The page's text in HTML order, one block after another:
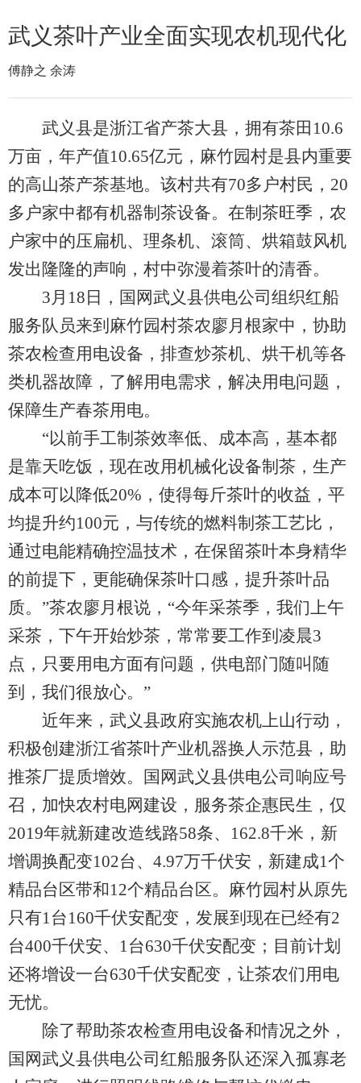
武义茶叶产业全面实现农机现代化
傅静之 余涛
武义县是浙江省产茶大县，拥有茶田10.6
万亩，年产值10.65亿元，麻竹园村是县内重要
的高山茶产茶基地。该村共有70多户村民，20
多户家中都有机器制茶设备。在制茶旺季，农
户家中的压扁机、理条机、滚筒、烘箱鼓风机
发出隆隆的声响，村中弥漫着茶叶的清香。
3月18日，国网武义县供电公司组织红船
服务队员来到麻竹园村茶农廖月根家中，协助
茶农检查用电设备，排查炒茶机、烘干机等各
类机器故障，了解用电需求，解决用电问题，
保障生产春茶用电。
“以前手工制茶效率低、成本高，基本都
是靠天吃饭，现在改用机械化设备制茶，生产
成本可以降低20%，使得每斤茶叶的收益，平
均提升约100元，与传统的燃料制茶工艺比，
通过电能精确控温技术，在保留茶叶本身精华
的前提下，更能确保茶叶口感，提升茶叶品
质。”茶农廖月根说，“今年采茶季，我们上午
采茶，下午开始炒茶，常常要工作到凌晨3
点，只要用电方面有问题，供电部门随叫随
到，我们很放心。”
近年来，武义县政府实施农机上山行动，
积极创建浙江省茶叶产业机器换人示范县，助
推茶厂提质增效。国网武义县供电公司响应号
召，加快农村电网建设，服务茶企惠民生，仅
2019年就新建改造线路58条、162.8千米，新
增调换配变102台、4.97万千伏安，新建成1个
精品台区带和12个精品台区。麻竹园村从原先
只有1台160千伏安配变，发展到现在已经有2
台400千伏安、1台630千伏安配变；目前计划
还将增设一台630千伏安配变，让茶农们用电
无忧。
除了帮助茶农检查用电设备和情况之外，
国网武义县供电公司红船服务队还深入孤寡老